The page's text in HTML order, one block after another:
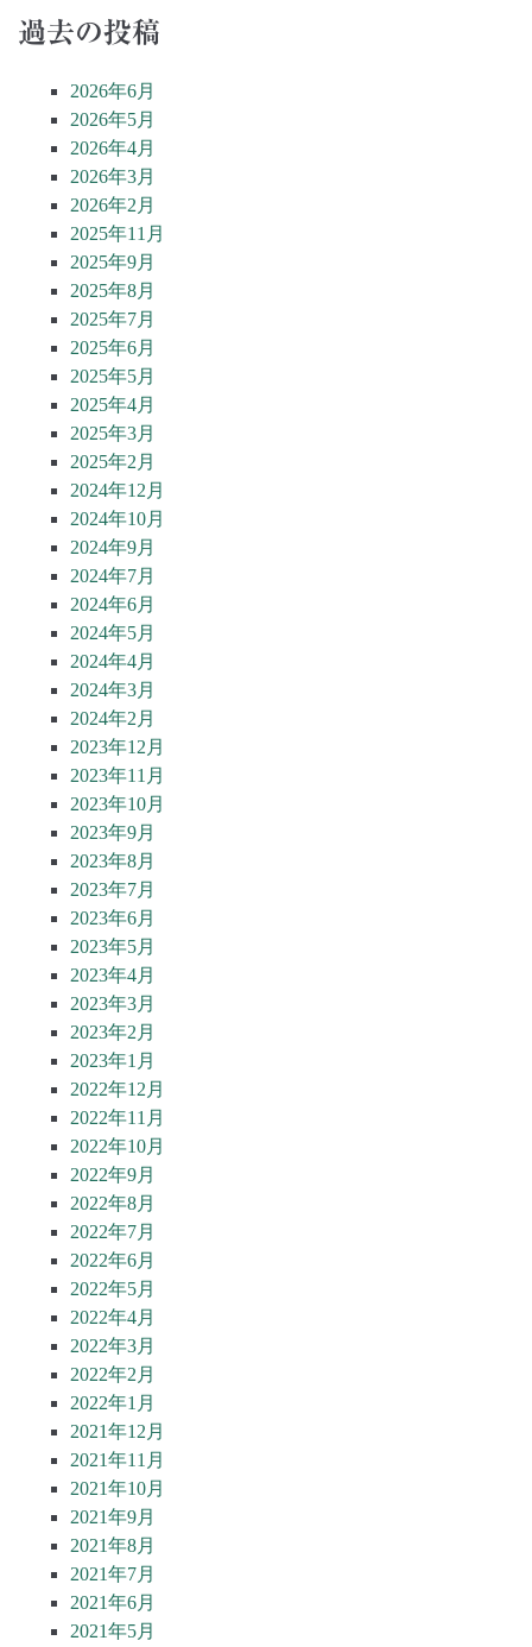
過去の投稿
2026年6月
2026年5月
2026年4月
2026年3月
2026年2月
2025年11月
2025年9月
2025年8月
2025年7月
2025年6月
2025年5月
2025年4月
2025年3月
2025年2月
2024年12月
2024年10月
2024年9月
2024年7月
2024年6月
2024年5月
2024年4月
2024年3月
2024年2月
2023年12月
2023年11月
2023年10月
2023年9月
2023年8月
2023年7月
2023年6月
2023年5月
2023年4月
2023年3月
2023年2月
2023年1月
2022年12月
2022年11月
2022年10月
2022年9月
2022年8月
2022年7月
2022年6月
2022年5月
2022年4月
2022年3月
2022年2月
2022年1月
2021年12月
2021年11月
2021年10月
2021年9月
2021年8月
2021年7月
2021年6月
2021年5月